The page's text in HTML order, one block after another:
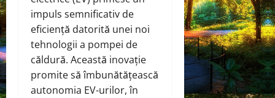
impuls semnificativ de
eficiență datorită unei noi
tehnologii a pompei de
căldură. Această inovație
promite să îmbunătățească
autonomia EV-urilor, în